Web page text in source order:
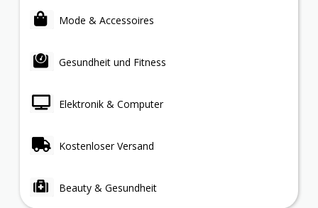
Mode & Accessoires
Gesundheit und Fitness
Elektronik & Computer
Kostenloser Versand
Beauty & Gesundheit